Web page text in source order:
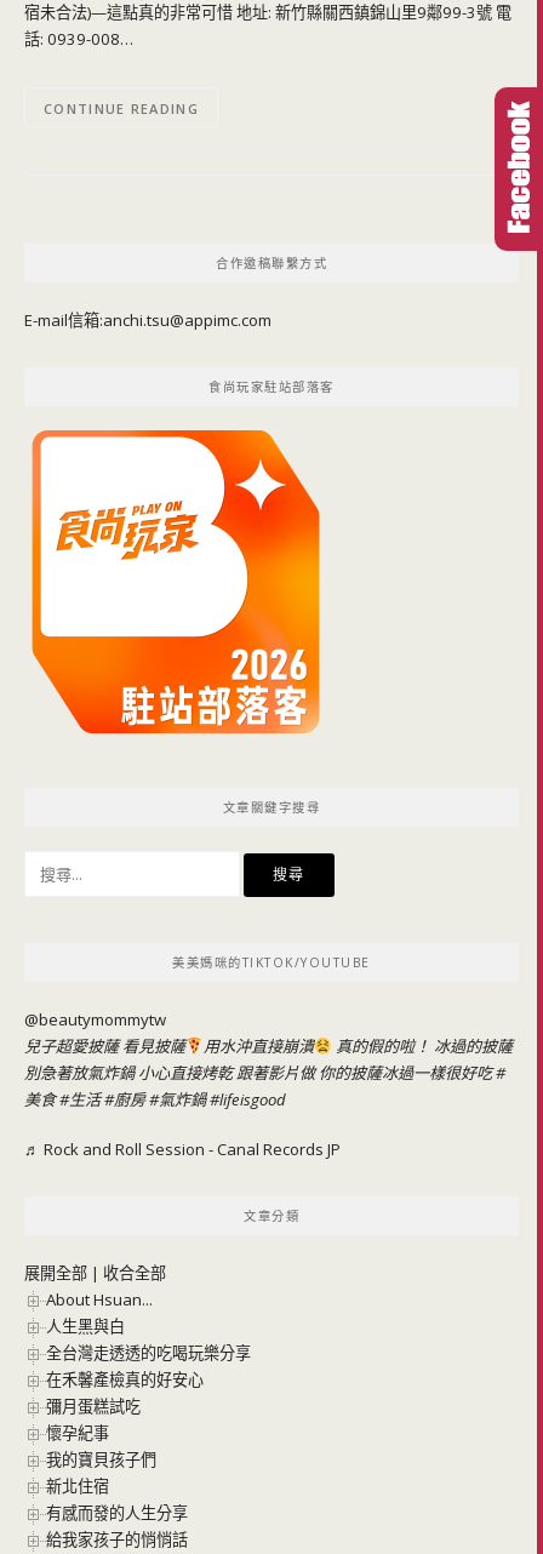
宿未合法)—這點真的非常可惜 地址: 新竹縣關西鎮錦山里9鄰99-3號 電
話: 0939-008…
CONTINUE READING
合作邀稿聯繫方式
E-mail信箱:anchi.tsu@appimc.com
食尚玩家駐站部落客
文章關鍵字搜尋
美美媽咪的TIKTOK/YOUTUBE
@beautymommytw
兒子超愛披薩 看見披薩
用水沖直接崩潰
真的假的啦！ 冰過的披薩
別急著放氣炸鍋 小心直接烤乾 跟著影片做 你的披薩冰過一樣很好吃#
美食#生活#廚房#氣炸鍋#lifeisgood
♬ Rock and Roll Session - Canal Records JP
文章分類
展開全部 | 收合全部
About Hsuan...
人生黑與白
全台灣走透透的吃喝玩樂分享
在禾馨產檢真的好安心
彌月蛋糕試吃
懷孕紀事
我的寶貝孩子們
新北住宿
有感而發的人生分享
給我家孩子的悄悄話